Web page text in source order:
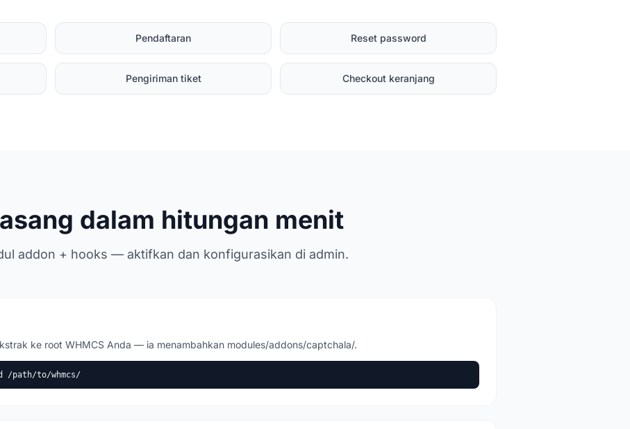
Pendaftaran Reset password
Pengiriman tiket Checkout keranjang
dalam hitungan menit
addon + hooks — aktifkan dan konfigurasikan di admin.
ke root WHMCS Anda — ia menambahkan modules/addons/captchala/.
/path/to/whmcs/